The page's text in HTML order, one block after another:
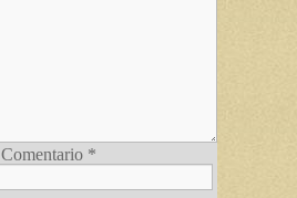
Comentario *